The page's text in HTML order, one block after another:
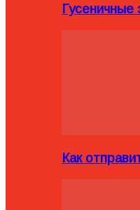
Как